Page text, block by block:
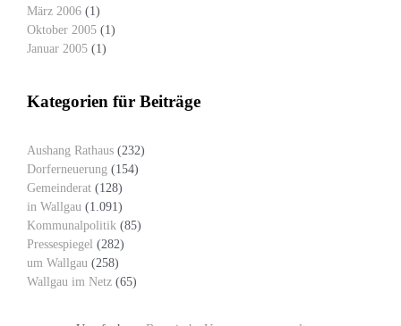
März 2006 (1)
Oktober 2005 (1)
Januar 2005 (1)
Kategorien für Beiträge
Aushang Rathaus (232)
Dorferneuerung (154)
Gemeinderat (128)
in Wallgau (1.091)
Kommunalpolitik (85)
Pressespiegel (282)
um Wallgau (258)
Wallgau im Netz (65)